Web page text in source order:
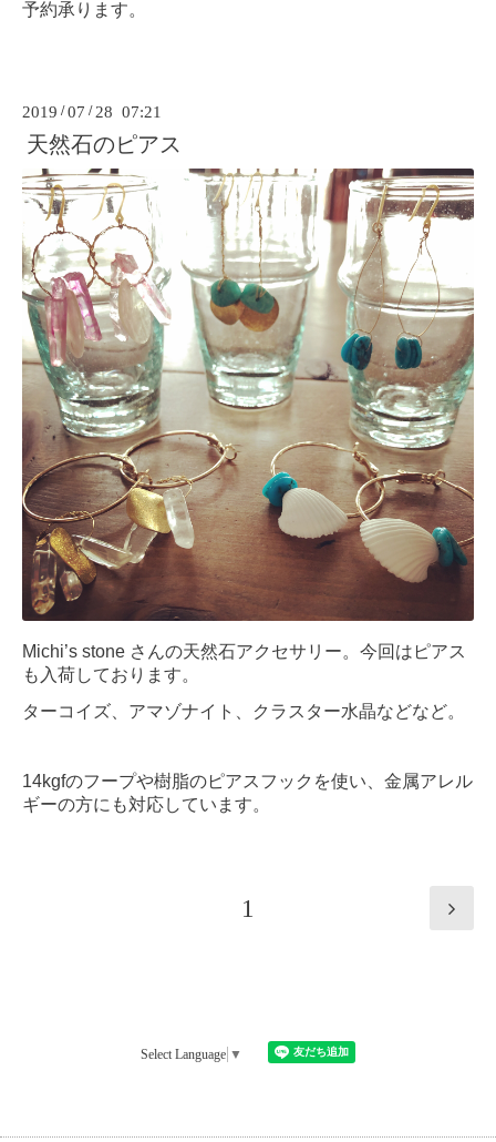
予約承ります。
2019 /07 / 28 07:21
天然石のピアス
Michi’s stone さんの天然石アクセサリー。今回はピアス
も入荷しております。
ターコイズ、アマゾナイト、クラスター水晶などなど。
14kgfのフープや樹脂のピアスフックを使い、金属アレル
ギーの方にも対応しています。
1
Select Language ▼